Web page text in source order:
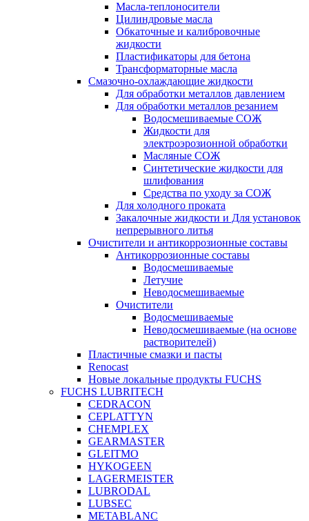
Масла-теплоносители
Цилиндровые масла
Обкаточные и калибровочные
жидкости
Пластификаторы для бетона
Трансформаторные масла
Смазочно-охлаждающие жидкости
Для обработки металлов давлением
Для обработки металлов резанием
Водосмешиваемые СОЖ
Жидкости для
электроэрозионной обработки
Масляные СОЖ
Синтетические жидкости для
шлифования
Средства по уходу за СОЖ
Для холодного проката
Закалочные жидкости и Для установок
непрерывного литья
Очистители и антикоррозионные составы
Антикоррозионные составы
Водосмешиваемые
Летучие
Неводосмешиваемые
Очистители
Водосмешиваемые
Неводосмешиваемые (на основе
растворителей)
Пластичные смазки и пасты
Renocast
Новые локальные продукты FUCHS
FUCHS LUBRITECH
CEDRACON
CEPLATTYN
CHEMPLEX
GEARMASTER
GLEITMO
HYKOGEEN
LAGERMEISTER
LUBRODAL
LUBSEC
METABLANC